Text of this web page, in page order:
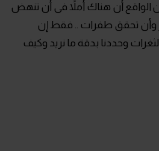
الواقع أن هناك أملاً فى أن تنهض
وأن تحقق طفرات .. فقط إن
وحددنا بدقة ما نريد وكيف